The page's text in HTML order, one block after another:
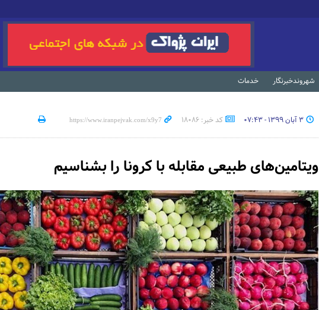
شهروندخبرنگار خدمات
۳ آبان ۱۳۹۹ - ۰۷:۴۳ کد خبر: 18086
ویتامین‌های طبیعی مقابله با کرونا را بشناسیم